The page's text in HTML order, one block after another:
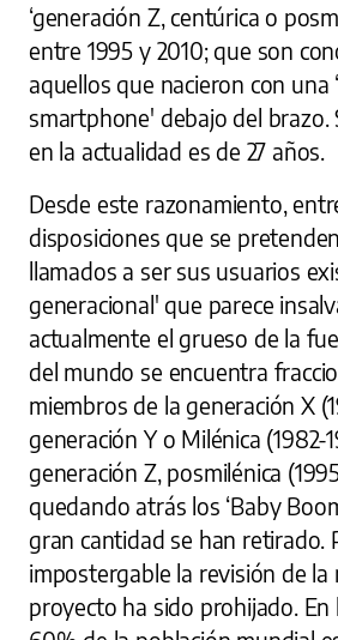
‘generación Z, centúrica o
entre 1995 y 2010; que son
aquellos que nacieron con una
smartphone' debajo del brazo.
en la actualidad es de 27 años.
Desde este razonamiento,
disposiciones que se
llamados a ser sus usuarios
generacional' que parece
actualmente el grueso de la
del mundo se encuentra
miembros de la generación X
generación Y o Milénica (1982-
generación Z, posmilénica
quedando atrás los ‘Baby
gran cantidad se han retirado.
impostergable la revisión de
proyecto ha sido prohijado. En